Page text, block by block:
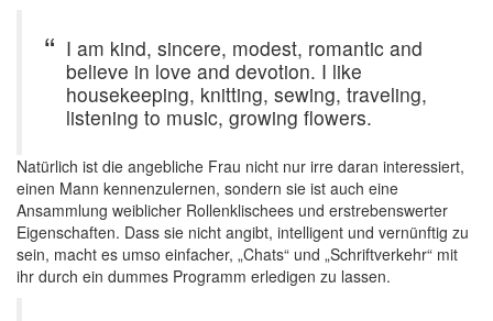
I am kind, sincere, modest, romantic and
believe in love and devotion. I like
housekeeping, knitting, sewing, traveling,
listening to music, growing flowers.
Natürlich ist die angebliche Frau nicht nur irre daran interessiert,
einen Mann kennenzulernen, sondern sie ist auch eine
Ansammlung weiblicher Rollenklischees und erstrebenswerter
Eigenschaften. Dass sie nicht angibt, intelligent und vernünftig zu
sein, macht es umso einfacher, „Chats“ und „Schriftverkehr“ mit
ihr durch ein dummes Programm erledigen zu lassen.